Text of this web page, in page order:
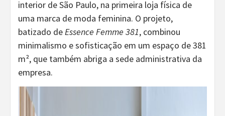
interior de São Paulo, na primeira loja física de
uma marca de moda feminina. O projeto,
batizado deEssence Femme 381, combinou
minimalismo e sofisticação em um espaço de 381
m², que também abriga a sede administrativa da
empresa.